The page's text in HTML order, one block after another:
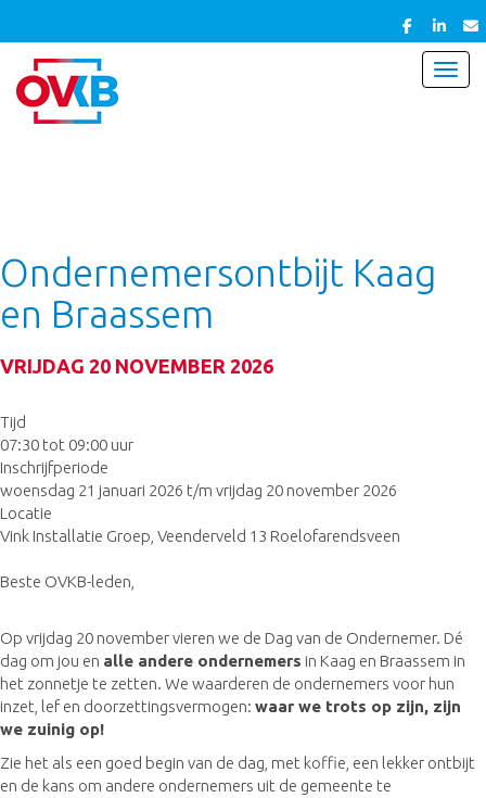
Ondernemersontbijt Kaag
en Braassem
VRIJDAG 20 NOVEMBER 2026
Tijd
07:30 tot 09:00 uur
Inschrijfperiode
woensdag 21 januari 2026 t/m vrijdag 20 november 2026
Locatie
Vink Installatie Groep, Veenderveld 13 Roelofarendsveen
Beste OVKB-leden,
Op vrijdag 20 november vieren we de Dag van de Ondernemer. Dé
dag om jou en alle andere ondernemers in Kaag en Braassem in
het zonnetje te zetten. We waarderen de ondernemers voor hun
inzet, lef en doorzettingsvermogen: waar we trots op zijn, zijn
we zuinig op!
Zie het als een goed begin van de dag, met koffie, een lekker ontbijt
en de kans om andere ondernemers uit de gemeente te